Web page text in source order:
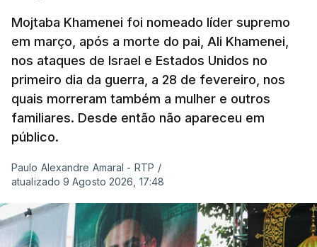
Mojtaba Khamenei foi nomeado líder supremo
em março, após a morte do pai, Ali Khamenei,
nos ataques de Israel e Estados Unidos no
primeiro dia da guerra, a 28 de fevereiro, nos
quais morreram também a mulher e outros
familiares. Desde então não apareceu em
público.
Paulo Alexandre Amaral - RTP /
atualizado 9 Agosto 2026, 17:48